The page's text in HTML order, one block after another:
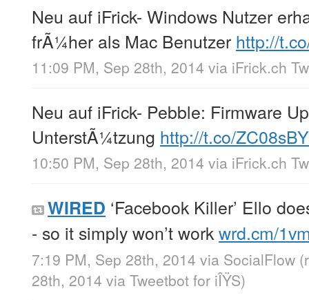
Neu auf iFrick- Windows Nutzer
frÃ¼her als Mac Benutzer http://
11:09 PM, Sep 28th, 2014 via iFrick.ch
Neu auf iFrick- Pebble: Firmware
UnterstÃ¼tzung http://t.co/
10:50 PM, Sep 28th, 2014 via iFrick.ch
WIRED ‘Facebook Killer’ Ello
- so it simply won’t workwrd.cm/
7:19 PM, Sep 28th, 2014 via SocialFlow
28th, 2014 via Tweetbot for iÎŸS)